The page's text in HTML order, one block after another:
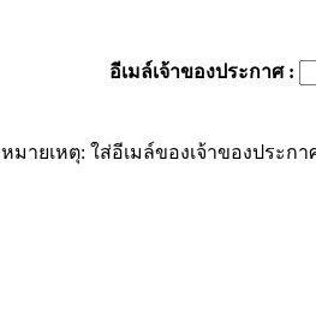
อีเมล์เจ้าของประกาศ:
หมายเหตุ: ใส่อีเมล์ของเจ้าของประก